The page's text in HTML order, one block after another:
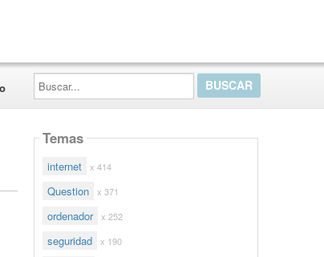
Buscar...
Temas
internet x 414
Question x 371
ordenador x 252
seguridad x 190